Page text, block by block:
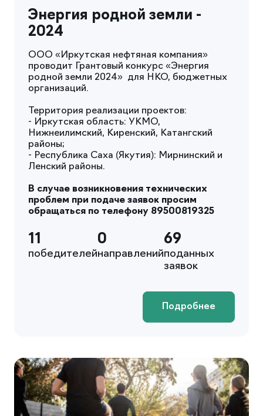
Энергия родной земли -
2024
ООО «Иркутская нефтяная компания»
проводит Грантовый конкурс «Энергия
родной земли 2024» для НКО, бюджетных
организаций.
Территория реализации проектов:
- Иркутская область: УКМО,
Нижнеилимский, Киренский, Катангский
районы;
- Республика Саха (Якутия): Мирнинский и
Ленский районы.
В случае возникновения технических
проблем при подаче заявок просим
обращаться по телефону 89500819325
11
победителей
0
направлений
69
поданных
заявок
Подробнее